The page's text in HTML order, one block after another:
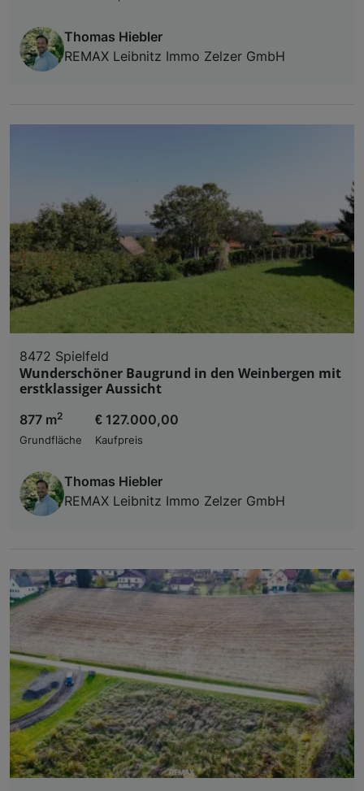
Thomas Hiebler
REMAX Leibnitz Immo Zelzer GmbH
8472 Spielfeld
Wunderschöner Baugrund in den Weinbergen mit
erstklassiger Aussicht
877 m2
Grundfläche
€ 127.000,00
Kaufpreis
Thomas Hiebler
REMAX Leibnitz Immo Zelzer GmbH